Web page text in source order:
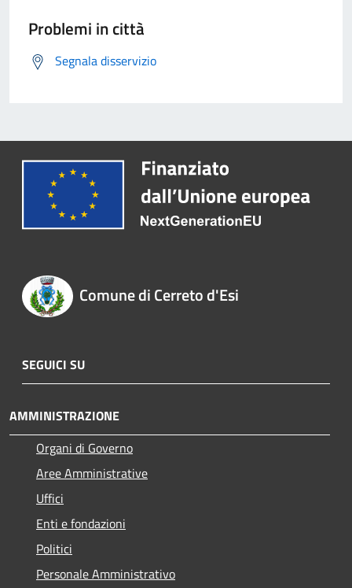
Problemi in città
Segnala disservizio
Comune di Cerreto d'Esi
SEGUICI SU
AMMINISTRAZIONE
Organi di Governo
Aree Amministrative
Uffici
Enti e fondazioni
Politici
Personale Amministrativo